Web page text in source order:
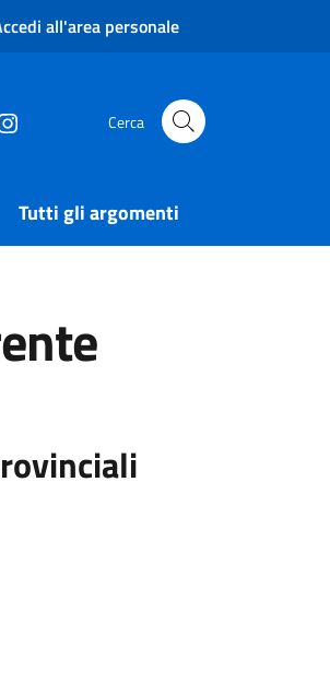
all'area personale
Cerca
Tutti gli argomenti